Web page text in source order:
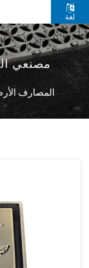
لغة
مصنعي
المصارف